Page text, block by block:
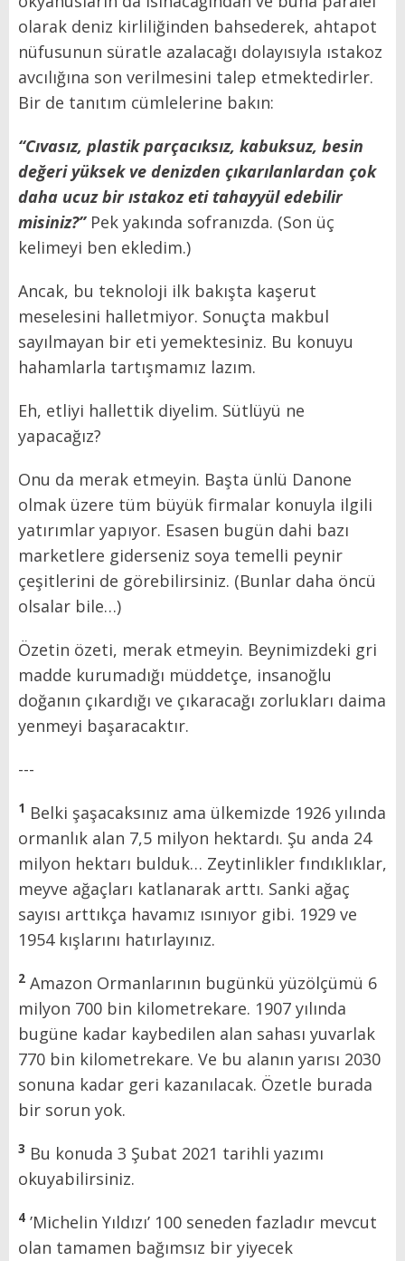
olarak deniz kirliliğinden bahsederek, ahtapot
nüfusunun süratle azalacağı dolayısıyla ıstakoz
avcılığına son verilmesini talep etmektedirler.
Bir de tanıtım cümlelerine bakın:
“Cıvasız, plastik parçacıksız, kabuksuz, besin
değeri yüksek ve denizden çıkarılanlardan çok
daha ucuz bir ıstakoz eti tahayyül edebilir
misiniz?” Pek yakında sofranızda. (Son üç
kelimeyi ben ekledim.)
Ancak, bu teknoloji ilk bakışta kaşerut
meselesini halletmiyor. Sonuçta makbul
sayılmayan bir eti yemektesiniz. Bu konuyu
hahamlarla tartışmamız lazım.
Eh, etliyi hallettik diyelim. Sütlüyü ne
yapacağız?
Onu da merak etmeyin. Başta ünlü Danone
olmak üzere tüm büyük firmalar konuyla ilgili
yatırımlar yapıyor. Esasen bugün dahi bazı
marketlere giderseniz soya temelli peynir
çeşitlerini de görebilirsiniz. (Bunlar daha öncü
olsalar bile…)
Özetin özeti, merak etmeyin. Beynimizdeki gri
madde kurumadığı müddetçe, insanoğlu
doğanın çıkardığı ve çıkaracağı zorlukları daima
yenmeyi başaracaktır.
---
1 Belki şaşacaksınız ama ülkemizde 1926 yılında
ormanlık alan 7,5 milyon hektardı. Şu anda 24
milyon hektarı bulduk… Zeytinlikler fındıklıklar,
meyve ağaçları katlanarak arttı. Sanki ağaç
sayısı arttıkça havamız ısınıyor gibi. 1929 ve
1954 kışlarını hatırlayınız.
2 Amazon Ormanlarının bugünkü yüzölçümü 6
milyon 700 bin kilometrekare. 1907 yılında
bugüne kadar kaybedilen alan sahası yuvarlak
770 bin kilometrekare. Ve bu alanın yarısı 2030
sonuna kadar geri kazanılacak. Özetle burada
bir sorun yok.
3 Bu konuda 3 Şubat 2021 tarihli yazımı
okuyabilirsiniz.
4 ’Michelin Yıldızı’ 100 seneden fazladır mevcut
olan tamamen bağımsız bir yiyecek